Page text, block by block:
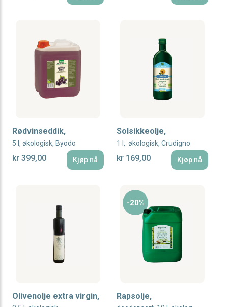
Rødvinseddik,
5 l, økologisk, Byodo
kr 399,00 Kjøp nå
Solsikkeolje,
1 l, økologisk, Crudigno
kr 169,00 Kjøp nå
Olivenolje extra virgin,
-20%
Rapsolje,